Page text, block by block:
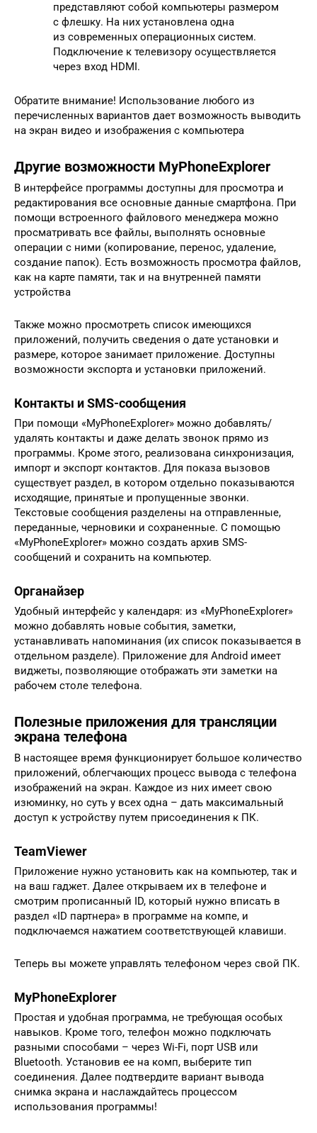
представляют собой компьютеры размером
с флешку. На них установлена одна
из современных операционных систем.
Подключение к телевизору осуществляется
через вход HDMI.
Обратите внимание! Использование любого из
перечисленных вариантов дает возможность выводить
на экран видео и изображения с компьютера
Другие возможности MyPhoneExplorer
В интерфейсе программы доступны для просмотра и
редактирования все основные данные смартфона. При
помощи встроенного файлового менеджера можно
просматривать все файлы, выполнять основные
операции с ними (копирование, перенос, удаление,
создание папок). Есть возможность просмотра файлов,
как на карте памяти, так и на внутренней памяти
устройства
Также можно просмотреть список имеющихся
приложений, получить сведения о дате установки и
размере, которое занимает приложение. Доступны
возможности экспорта и установки приложений.
Контакты и SMS-сообщения
При помощи «MyPhoneExplorer» можно добавлять/
удалять контакты и даже делать звонок прямо из
программы. Кроме этого, реализована синхронизация,
импорт и экспорт контактов. Для показа вызовов
существует раздел, в котором отдельно показываются
исходящие, принятые и пропущенные звонки.
Текстовые сообщения разделены на отправленные,
переданные, черновики и сохраненные. C помощью
«MyPhoneExplorer» можно создать архив SMS-
сообщений и сохранить на компьютер.
Органайзер
Удобный интерфейс у календаря: из «MyPhoneExplorer»
можно добавлять новые события, заметки,
устанавливать напоминания (их список показывается в
отдельном разделе). Приложение для Android имеет
виджеты, позволяющие отображать эти заметки на
рабочем столе телефона.
Полезные приложения для трансляции
экрана телефона
В настоящее время функционирует большое количество
приложений, облегчающих процесс вывода с телефона
изображений на экран. Каждое из них имеет свою
изюминку, но суть у всех одна – дать максимальный
доступ к устройству путем присоединения к ПК.
TeamViewer
Приложение нужно установить как на компьютер, так и
на ваш гаджет. Далее открываем их в телефоне и
смотрим прописанный ID, который нужно вписать в
раздел «ID партнера» в программе на компе, и
подключаемся нажатием соответствующей клавиши.
Теперь вы можете управлять телефоном через свой ПК.
MyPhoneExplorer
Простая и удобная программа, не требующая особых
навыков. Кроме того, телефон можно подключать
разными способами – через Wi-Fi, порт USB или
Bluetooth. Установив ее на комп, выберите тип
соединения. Далее подтвердите вариант вывода
снимка экрана и наслаждайтесь процессом
использования программы!